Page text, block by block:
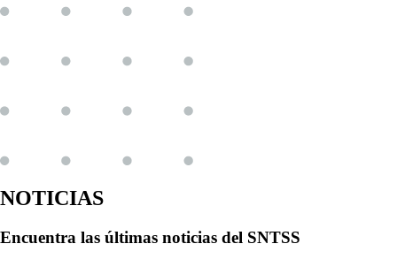
NOTICIAS
Encuentra las últimas noticias del SNTSS